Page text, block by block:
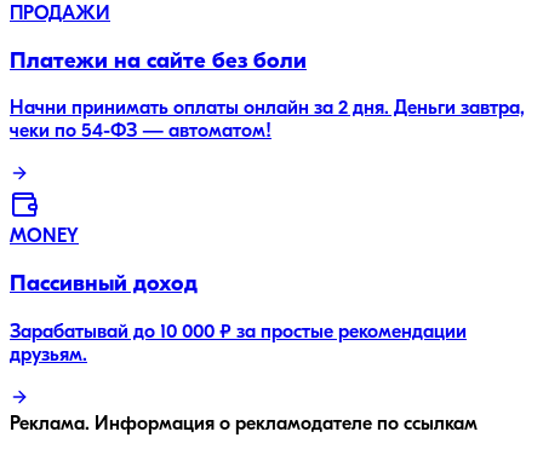
ПРОДАЖИ
Платежи на сайте без боли
Начни принимать оплаты онлайн за 2 дня. Деньги завтра,
чеки по 54-ФЗ — автоматом!
MONEY
Пассивный доход
Зарабатывай до 10 000 ₽ за простые рекомендации
друзьям.
Реклама. Информация о рекламодателе по ссылкам